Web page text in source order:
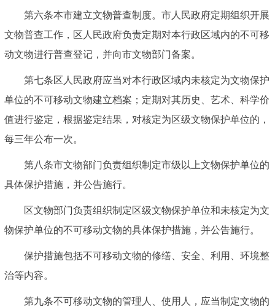
第六条本市建立文物普查制度。市人民政府定期组织开展
文物普查工作，区人民政府负责定期对本行政区域内的不可移
动文物进行普查登记，并向市文物部门备案。
第七条区人民政府应当对本行政区域内未核定为文物保护
单位的不可移动文物建立档案；定期对其历史、艺术、科学价
值进行鉴定，根据鉴定结果，对核定为区级文物保护单位的，
每三年公布一次。
第八条市文物部门负责组织制定市级以上文物保护单位的
具体保护措施，并公告施行。
区文物部门负责组织制定区级文物保护单位和未核定为文
物保护单位的不可移动文物的具体保护措施，并公告施行。
保护措施包括不可移动文物的修缮、安全、利用、环境整
治等内容。
第九条不可移动文物的管理人、使用人，应当制定文物的